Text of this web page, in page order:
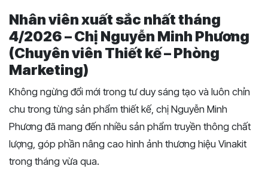
Nhân viên xuất sắc nhất tháng
4/2026 – Chị Nguyễn Minh Phương
(Chuyên viên Thiết kế – Phòng
Marketing)
Không ngừng đổi mới trong tư duy sáng tạo và luôn chỉn
chu trong từng sản phẩm thiết kế, chị Nguyễn Minh
Phương đã mang đến nhiều sản phẩm truyền thông chất
lượng, góp phần nâng cao hình ảnh thương hiệu Vinakit
trong tháng vừa qua.